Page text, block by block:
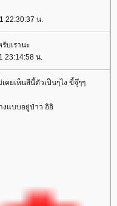
22:30:37 น.
บเรานะ
23:14:58 น.
ยเห็นสีนี้ตัวเป็นๆไง ขี้จุ๊ๆๆ
งแบบอยู่ป่าว อิอิ